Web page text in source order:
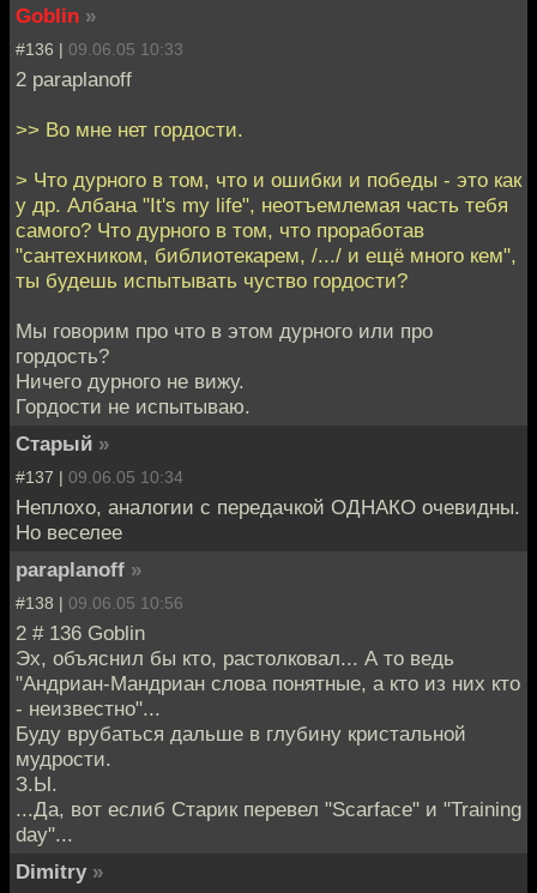
Goblin »
#136 | 09.06.05 10:33
2 paraplanoff
>> Во мне нет гордости.
> Что дурного в том, что и ошибки и победы - это как
у др. Албана "It's my life", неотъемлемая часть тебя
самого? Что дурного в том, что проработав
"сантехником, библиотекарем, /.../ и ещё много кем",
ты будешь испытывать чуство гордости?
Мы говорим про что в этом дурного или про
гордость?
Ничего дурного не вижу.
Гордости не испытываю.
Старый »
#137 | 09.06.05 10:34
Неплохо, аналогии с передачкой ОДНАКО очевидны.
Но веселее
paraplanoff »
#138 | 09.06.05 10:56
2 # 136 Goblin
Эх, объяснил бы кто, растолковал... А то ведь
"Андриан-Мандриан слова понятные, а кто из них кто
- неизвестно"...
Буду врубаться дальше в глубину кристальной
мудрости.
З.Ы.
...Да, вот еслиб Старик перевел "Scarface" и "Training
day"...
Dimitry »